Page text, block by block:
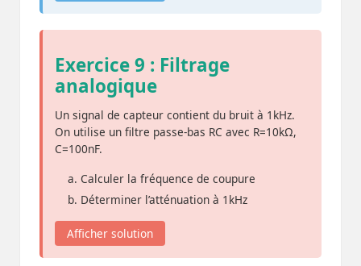
Exercice 9 : Filtrage
analogique
Un signal de capteur contient du bruit à 1kHz.
On utilise un filtre passe-bas RC avec R=10kΩ,
C=100nF.
Calculer la fréquence de coupure
Déterminer l’atténuation à 1kHz
Afficher solution